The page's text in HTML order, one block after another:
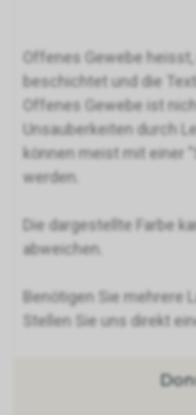
Offenes Gewebe
beschichtet und die
Offenes Gewebe ist
Unsauberkeiten durch
können meist mit einer
werden.
Die dargestellte Farbe
abweichen.
Benötigen Sie mehrere
Stellen Sie uns direkt